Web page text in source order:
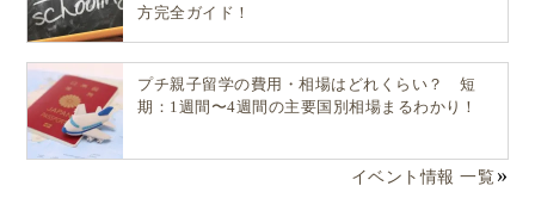
方完全ガイド！
プチ親子留学の費用・相場はどれくらい？ 短
期：1週間〜4週間の主要国別相場まるわかり！
イベント情報 一覧